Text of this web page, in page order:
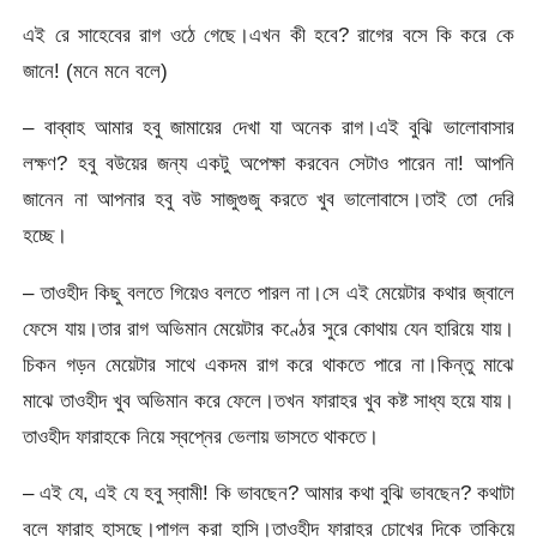
এই রে সাহেবের রাগ ওঠে গেছে।এখন কী হবে? রাগের বসে কি করে কে
জানে! (মনে মনে বলে)
– বাব্বাহ আমার হবু জামায়ের দেখা যা অনেক রাগ।এই বুঝি ভালোবাসার
লক্ষণ? হবু বউয়ের জন্য একটু অপেক্ষা করবেন সেটাও পারেন না! আপনি
জানেন না আপনার হবু বউ সাজুগুজু করতে খুব ভালোবাসে।তাই তো দেরি
হচ্ছে।
– তাওহীদ কিছু বলতে গিয়েও বলতে পারল না।সে এই মেয়েটার কথার জ্বালে
ফেসে যায়।তার রাগ অভিমান মেয়েটার কণ্ঠের সুরে কোথায় যেন হারিয়ে যায়।
চিকন গড়ন মেয়েটার সাথে একদম রাগ করে থাকতে পারে না।কিন্তু মাঝে
মাঝে তাওহীদ খুব অভিমান করে ফেলে।তখন ফারাহর খুব কষ্ট সাধ্য হয়ে যায়।
তাওহীদ ফারাহকে নিয়ে স্বপ্নের ভেলায় ভাসতে থাকতে।
– এই যে, এই যে হবু স্বামী! কি ভাবছেন? আমার কথা বুঝি ভাবছেন? কথাটা
বলে ফারাহ হাসছে।পাগল করা হাসি।তাওহীদ ফারাহর চোখের দিকে তাকিয়ে